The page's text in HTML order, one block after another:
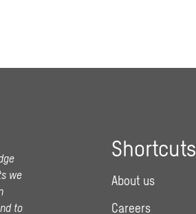
we
to
Shortcuts
About us
Careers